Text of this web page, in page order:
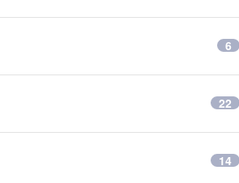
6
22
14